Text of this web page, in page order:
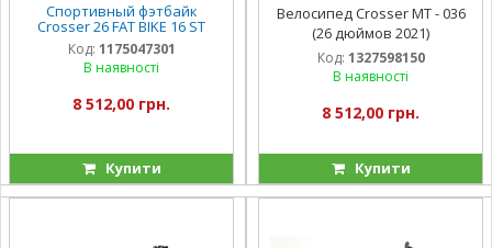
Спортивный фэтбайк
Crosser 26 FAT BIKE 16 ST
Код: 1175047301
В наявності
8 512,00 грн.
Купити
Велосипед Crosser МТ - 036
(26 дюймов 2021)
Код: 1327598150
В наявності
8 512,00 грн.
Купити